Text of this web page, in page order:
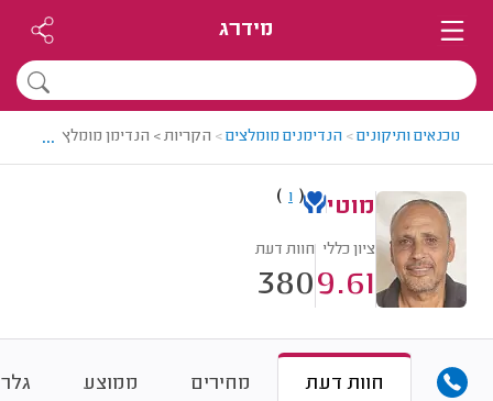
מידרג
טכנאים ותיקונים> הנדימנים מומלצים> הקריות > הנדימן מומלץ - מוטי
...
מוטי (
1
)
ציון כללי
9.61
חוות דעת
380
חוות דעת מחירים ממוצע